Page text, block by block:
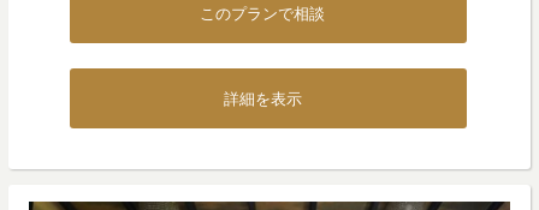
このプランで相談
詳細を表示